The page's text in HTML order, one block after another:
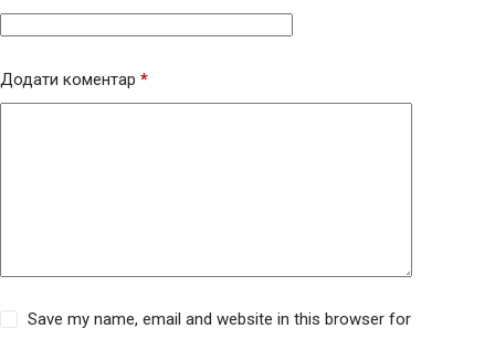
Додати коментар *
Save my name, email and website in this browser for